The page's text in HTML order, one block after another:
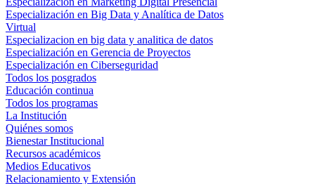
Especialización en Big Data y Analítica de Datos
Virtual
Especializacion en big data y analitica de datos
Especialización en Gerencia de Proyectos
Especialización en Ciberseguridad
Todos los posgrados
Educación continua
Todos los programas
La Institución
Quiénes somos
Bienestar Institucional
Recursos académicos
Medios Educativos
Relacionamiento y Extensión